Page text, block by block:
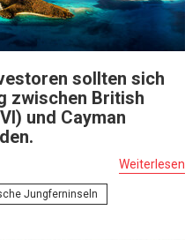
sollten sich
zwischen British
und Cayman
Weiterlesen
Jungferninseln